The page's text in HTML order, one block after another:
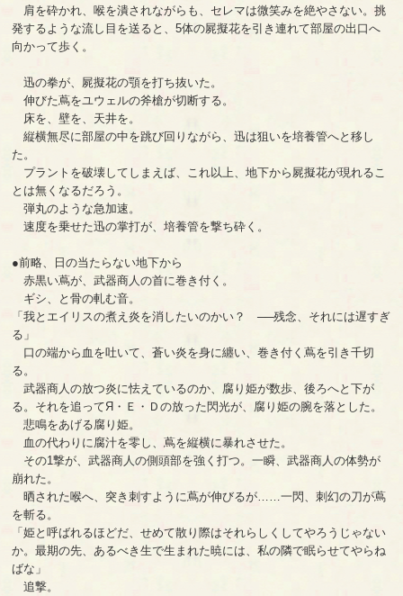
肩を砕かれ、喉を潰されながらも、セレマは微笑みを絶やさない。挑
発するような流し目を送ると、5体の屍擬花を引き連れて部屋の出口へ
向かって歩く。
迅の拳が、屍擬花の顎を打ち抜いた。
伸びた蔦をユウェルの斧槍が切断する。
床を、壁を、天井を。
縦横無尽に部屋の中を跳び回りながら、迅は狙いを培養管へと移し
た。
プラントを破壊してしまえば、これ以上、地下から屍擬花が現れるこ
とは無くなるだろう。
弾丸のような急加速。
速度を乗せた迅の掌打が、培養管を撃ち砕く。
●前略、日の当たらない地下から
赤黒い蔦が、武器商人の首に巻き付く。
ギシ、と骨の軋む音。
「我とエイリスの煮え炎を消したいのかい？ ──残念、それには遅すぎ
る」
口の端から血を吐いて、蒼い炎を身に纏い、巻き付く蔦を引き千切
る。
武器商人の放つ炎に怯えているのか、腐り姫が数歩、後ろへと下が
る。それを追ってЯ・Ｅ・Ｄの放った閃光が、腐り姫の腕を落とした。
悲鳴をあげる腐り姫。
血の代わりに腐汁を零し、蔦を縦横に暴れさせた。
その1撃が、武器商人の側頭部を強く打つ。一瞬、武器商人の体勢が
崩れた。
晒された喉へ、突き刺すように蔦が伸びるが……一閃、刺幻の刀が蔦
を斬る。
「姫と呼ばれるほどだ、せめて散り際はそれらしくしてやろうじゃない
か。最期の先、あるべき生で生まれた暁には、私の隣で眠らせてやらね
ばな」
追撃。